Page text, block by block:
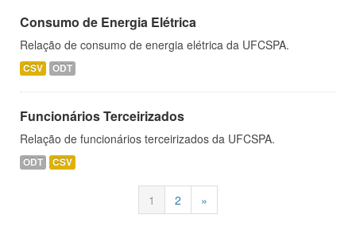
Consumo de Energia Elétrica
Relação de consumo de energia elétrica da UFCSPA.
CSV ODT
Funcionários Terceirizados
Relação de funcionários terceirizados da UFCSPA.
ODT CSV
1 2 »